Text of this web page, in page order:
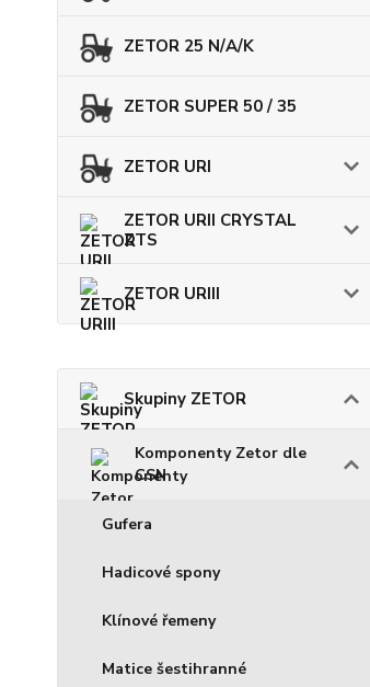
ZETOR 25 N/A/K
ZETOR SUPER 50 / 35
ZETOR URI
ZETOR URII CRYSTAL
ZTS
ZETOR URIII
Skupiny ZETOR
Komponenty Zetor dle
CSN
Gufera
Hadicové spony
Klínové řemeny
Matice šestihranné